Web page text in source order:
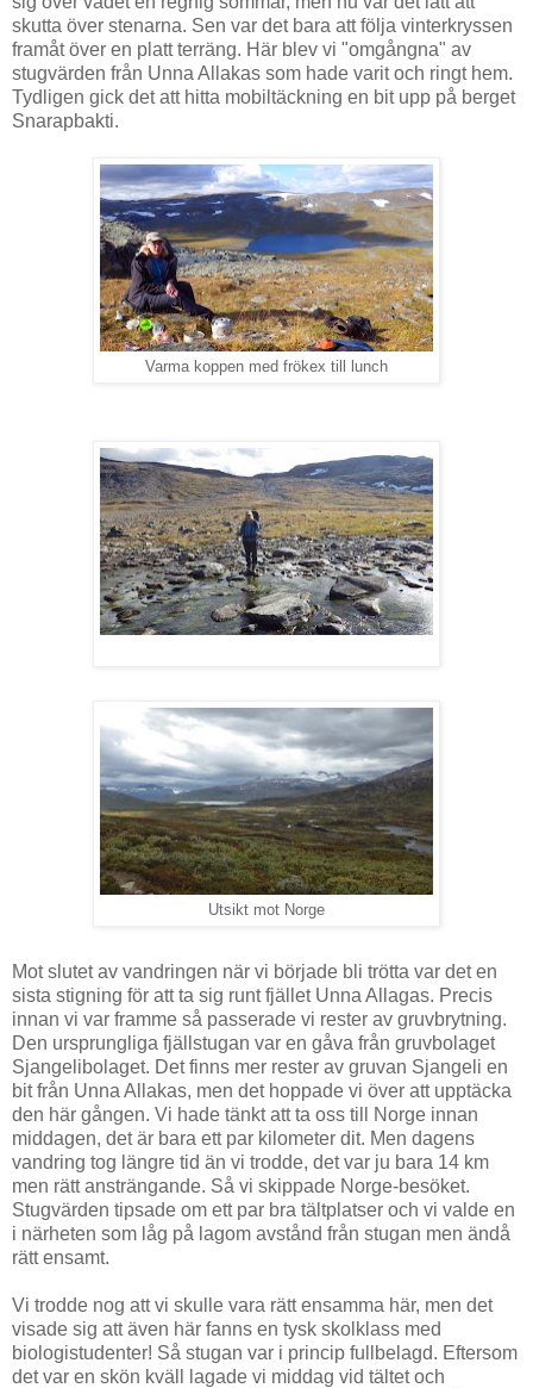
skutta över stenarna. Sen var det bara att följa vinterkryssen
framåt över en platt terräng. Här blev vi "omgångna" av
stugvärden från Unna Allakas som hade varit och ringt hem.
Tydligen gick det att hitta mobiltäckning en bit upp på berget
Snarapbakti.
Varma koppen med frökex till lunch
Utsikt mot Norge
Mot slutet av vandringen när vi började bli trötta var det en
sista stigning för att ta sig runt fjället Unna Allagas. Precis
innan vi var framme så passerade vi rester av gruvbrytning.
Den ursprungliga fjällstugan var en gåva från gruvbolaget
Sjangelibolaget. Det finns mer rester av gruvan Sjangeli en
bit från Unna Allakas, men det hoppade vi över att upptäcka
den här gången. Vi hade tänkt att ta oss till Norge innan
middagen, det är bara ett par kilometer dit. Men dagens
vandring tog längre tid än vi trodde, det var ju bara 14 km
men rätt ansträngande. Så vi skippade Norge-besöket.
Stugvärden tipsade om ett par bra tältplatser och vi valde en
i närheten som låg på lagom avstånd från stugan men ändå
rätt ensamt.
Vi trodde nog att vi skulle vara rätt ensamma här, men det
visade sig att även här fanns en tysk skolklass med
biologistudenter! Så stugan var i princip fullbelagd. Eftersom
det var en skön kväll lagade vi middag vid tältet och